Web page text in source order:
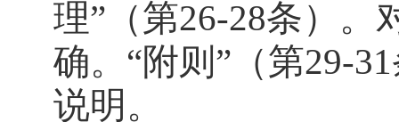
理”（第26-28条）。
确。“附则”（第29-
说明。